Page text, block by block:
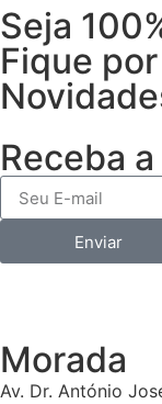
Seja
Fique
Receba
Enviar
Morada
Av. Dr. António